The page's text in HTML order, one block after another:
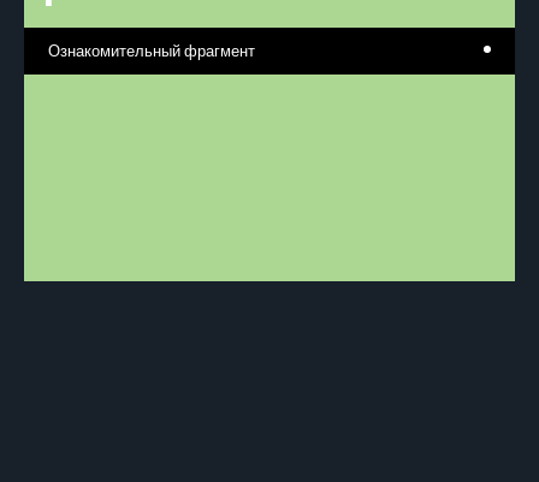
Ознакомительный фрагмент